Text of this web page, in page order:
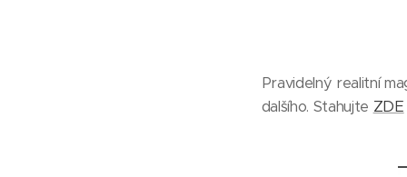
Pravidelný realitní
dalšího. Stahujte ZDE